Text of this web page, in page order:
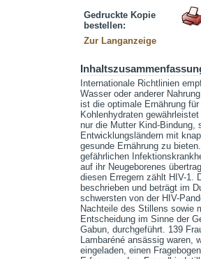
Gedruckte Kopie
bestellen:
Zur Langanzeige
Internationale Richtlinien
Wasser oder anderer
ist die optimale Ernährung
Kohlenhydraten
nur die Mutter Kind-Bindung,
Entwicklungsländern mit
gesunde Ernährung zu
gefährlichen
auf ihr Neugeborenes
diesen Erregern zählt HIV-1.
beschrieben und beträgt im
schwersten von der HIV-
Nachteile des Stillens sowie
Entscheidung im Sinne der
Gabun, durchgeführt. 139
Lambaréné ansässig waren,
eingeladen, einen